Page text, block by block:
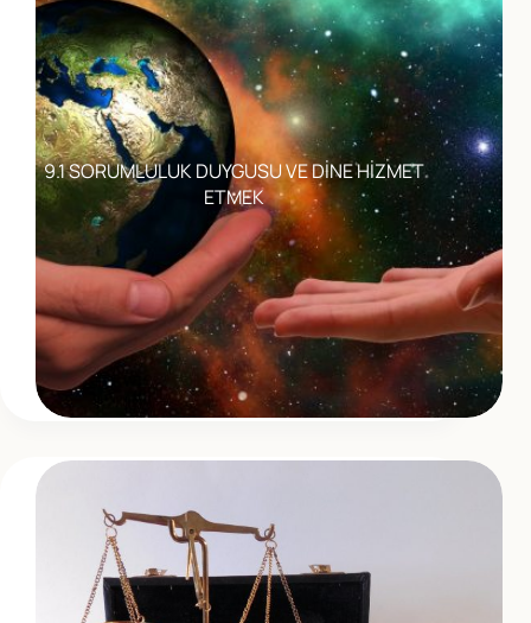
9.1 SORUMLULUK DUYGUSU VE DİNE HİZMET
ETMEK